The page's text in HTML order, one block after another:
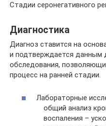
Стадии серонегативного
Диагностика
Диагноз ставится на
и подтверждается данным
обследования,
процесс на ранней стадии.
Лабораторные
общий анализ
воспаления –